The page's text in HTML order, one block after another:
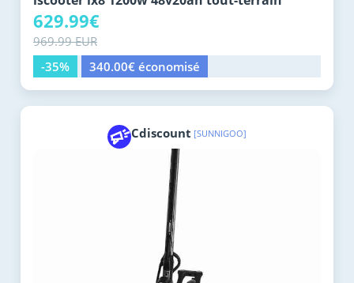
629.99€
969.99 EUR
-35%
340.00€ économisé
Cdiscount [SUNNIGOO]